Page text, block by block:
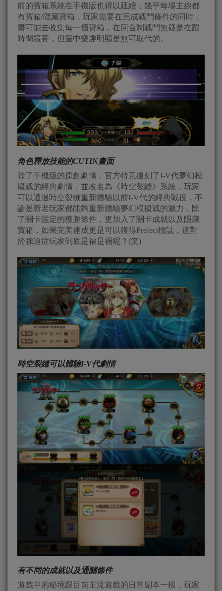
前的寶箱系統在手機版也得以延續，幾乎每場主線都
有寶箱/隱藏寶箱，玩家需要在完成戰鬥條件的同時，
盡可能去收集每一個寶箱，在回合制戰鬥無疑是在跟
時間競賽，但箇中樂趣明顯是無可取代的。
角色釋放技能的CUTIN畫面
除了手機版的原創劇情，官方特意復刻了I-V代夢幻模
擬戰的經典劇情，並改名為《時空裂縫》系統，玩家
可以通過時空裂縫重新體驗以前I-V代的經典戰役，不
論是新老玩家都能夠重新體驗夢幻模擬戰的魅力，除
了關卡固定的獲勝條件，更加入了關卡成就以及隱藏
寶箱，如果完美達成更是可以獲得Prefect標誌，這對
於強迫症玩家到底是福是禍呢？(笑)
時空裂縫可以體驗I-V代劇情
有不同的成就以及通關條件
遊戲中的秘境跟目前主流遊戲的日常副本一樣，玩家